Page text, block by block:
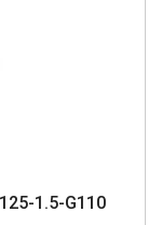
1.5-G110